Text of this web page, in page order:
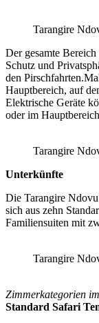
Tarangire
Der gesamte
Schutz und
den
Hauptbereich, auf
Elektrische Geräte
oder im
Tarangire
Unterkünfte
Die Tarangire
sich aus zehn
Familiensuiten mit
Tarangire
Zimmerkategorien
Standard Safari